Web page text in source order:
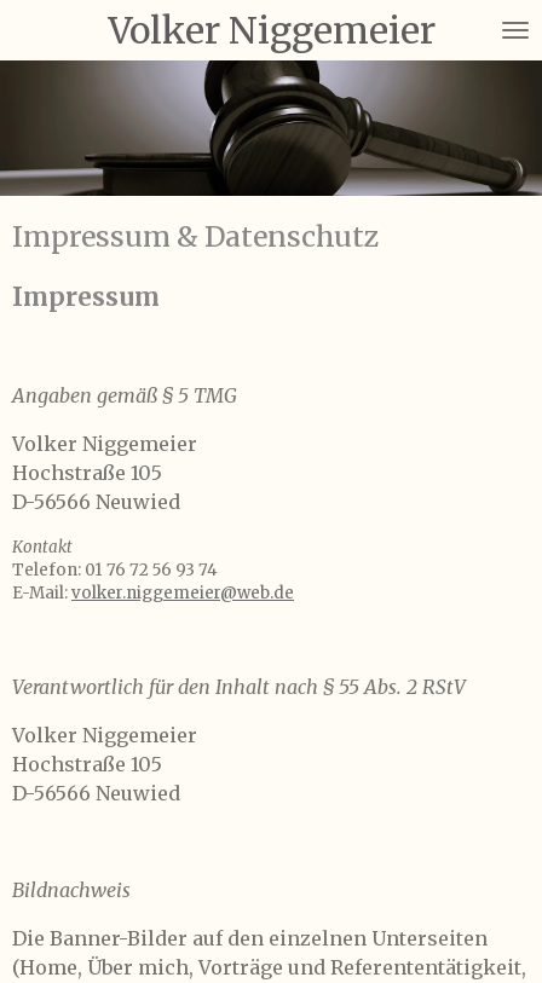
Volker Niggemeier
Impressum & Datenschutz
Impressum
Angaben gemäß § 5 TMG
Volker Niggemeier
Hochstraße 105
D-56566 Neuwied
Kontakt
Telefon: 01 76 72 56 93 74
E-Mail:volker.niggemeier@web.de
Verantwortlich für den Inhalt nach § 55 Abs. 2 RStV
Volker Niggemeier
Hochstraße 105
D-56566 Neuwied
Bildnachweis
Die Banner-Bilder auf den einzelnen Unterseiten
(Home, Über mich, Vorträge und Referententätigkeit,